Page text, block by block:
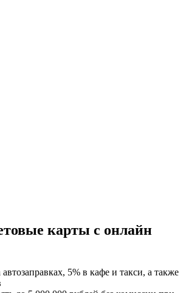
карты с онлайн
5% в кафе и такси, а также